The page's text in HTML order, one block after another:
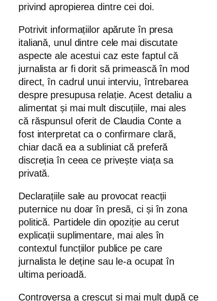
privind apropierea dintre cei doi.
Potrivit informațiilor apărute în presa
italiană, unul dintre cele mai discutate
aspecte ale acestui caz este faptul că
jurnalista ar fi dorit să primească în mod
direct, în cadrul unui interviu, întrebarea
despre presupusa relație. Acest detaliu a
alimentat și mai mult discuțiile, mai ales
că răspunsul oferit de Claudia Conte a
fost interpretat ca o confirmare clară,
chiar dacă ea a subliniat că preferă
discreția în ceea ce privește viața sa
privată.
Declarațiile sale au provocat reacții
puternice nu doar în presă, ci și în zona
politică. Partidele din opoziție au cerut
explicații suplimentare, mai ales în
contextul funcțiilor publice pe care
jurnalista le deține sau le-a ocupat în
ultima perioadă.
Controversa a crescut și mai mult după ce